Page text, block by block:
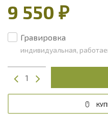
9 550 ₽
Гравировка
индивидуальная,